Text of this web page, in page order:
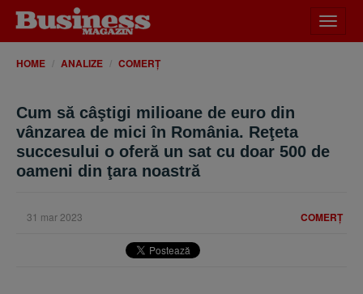
meniu
HOME ANALIZE COMERȚ
Cum să câştigi milioane de euro din
vânzarea de mici în România. Reţeta
succesului o oferă un sat cu doar 500 de
oameni din ţara noastră
COMERȚ
31 mar 2023